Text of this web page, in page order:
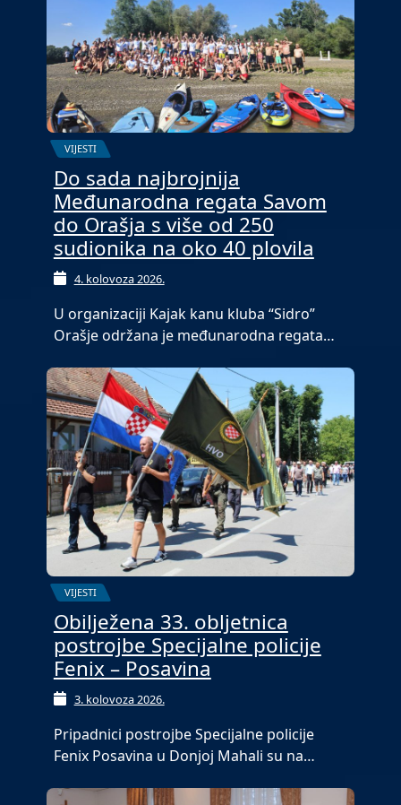
VIJESTI
Do sada najbrojnija
Međunarodna regata Savom
do Orašja s više od 250
sudionika na oko 40 plovila
4. kolovoza 2026.
U organizaciji Kajak kanu kluba “Sidro”
Orašje održana je međunarodna regata…
VIJESTI
Obilježena 33. obljetnica
postrojbe Specijalne policije
Fenix – Posavina
3. kolovoza 2026.
Pripadnici postrojbe Specijalne policije
Fenix Posavina u Donjoj Mahali su na…